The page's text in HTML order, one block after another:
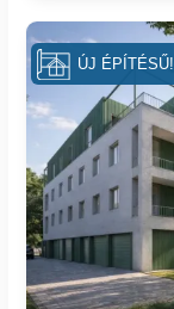
ÚJ ÉPÍTÉSŰ!